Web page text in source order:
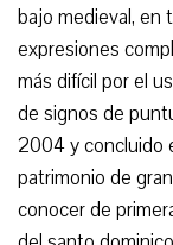
bajo medieval, en
expresiones
más difícil por el
de signos de
2004 y concluido
patrimonio de
conocer de